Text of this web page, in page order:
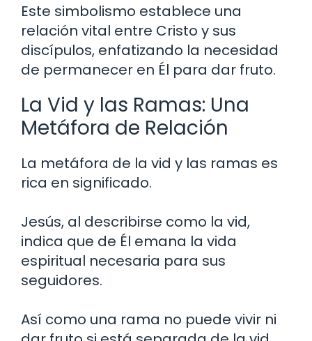
Este simbolismo establece una
relación vital entre Cristo y sus
discípulos, enfatizando la necesidad
de permanecer en Él para dar fruto.
La Vid y las Ramas: Una
Metáfora de Relación
La metáfora de la vid y las ramas es
rica en significado.
Jesús, al describirse como la vid,
indica que de Él emana la vida
espiritual necesaria para sus
seguidores.
Así como una rama no puede vivir ni